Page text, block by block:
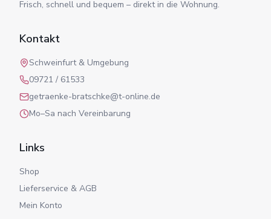
Frisch, schnell und bequem – direkt in die Wohnung.
Kontakt
Schweinfurt & Umgebung
09721 / 61533
getraenke-bratschke@t-online.de
Mo–Sa nach Vereinbarung
Links
Shop
Lieferservice & AGB
Mein Konto